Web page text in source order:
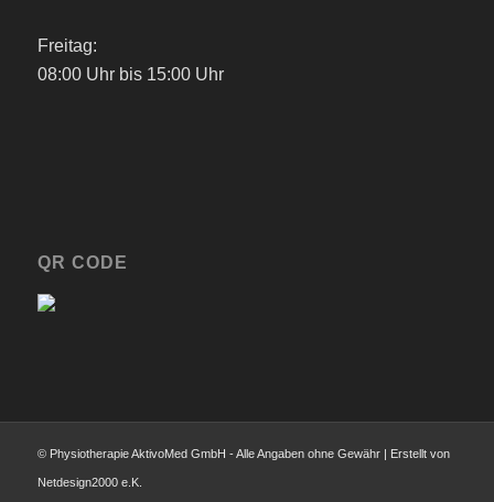
Freitag:
08:00 Uhr bis 15:00 Uhr
QR CODE
© Physiotherapie AktivoMed GmbH - Alle Angaben ohne Gewähr | Erstellt von
Netdesign2000 e.K.